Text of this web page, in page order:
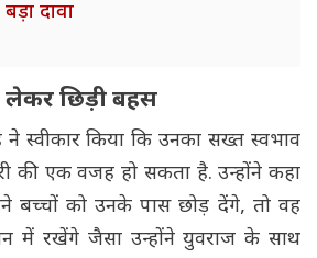
दावा
लेकर छिड़ी बहस
ने स्वीकार किया कि उनका सख्त स्वभाव
की एक वजह हो सकता है. उन्होंने कहा
बच्चों को उनके पास छोड़ देंगे, तो वह
में रखेंगे जैसा उन्होंने युवराज के साथ